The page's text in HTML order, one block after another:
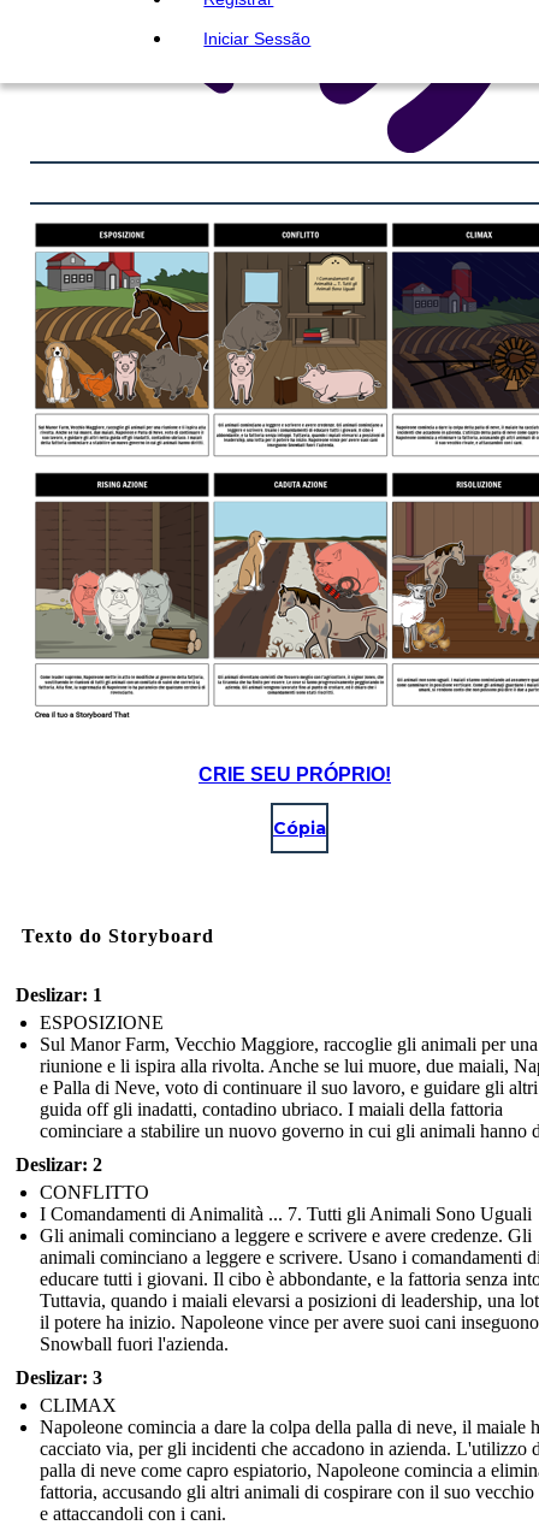
Iniciar Sessão
CRIE SEU PRÓPRIO!
Cópia
Texto do Storyboard
Deslizar: 1
ESPOSIZIONE
Sul Manor Farm, Vecchio Maggiore, raccoglie gli animali per una
riunione e li ispira alla rivolta. Anche se lui muore, due maiali,
e Palla di Neve, voto di continuare il suo lavoro, e guidare gli
guida off gli inadatti, contadino ubriaco. I maiali della fattoria
cominciare a stabilire un nuovo governo in cui gli animali hanno
Deslizar: 2
CONFLITTO
I Comandamenti di Animalità ... 7. Tutti gli Animali Sono Uguali
Gli animali cominciano a leggere e scrivere e avere credenze. Gli
animali cominciano a leggere e scrivere. Usano i comandamenti
educare tutti i giovani. Il cibo è abbondante, e la fattoria senza
Tuttavia, quando i maiali elevarsi a posizioni di leadership, una
il potere ha inizio. Napoleone vince per avere suoi cani inseguono
Snowball fuori l'azienda.
Deslizar: 3
CLIMAX
Napoleone comincia a dare la colpa della palla di neve, il maiale
cacciato via, per gli incidenti che accadono in azienda. L'utilizzo
palla di neve come capro espiatorio, Napoleone comincia a
fattoria, accusando gli altri animali di cospirare con il suo
e attaccandoli con i cani.